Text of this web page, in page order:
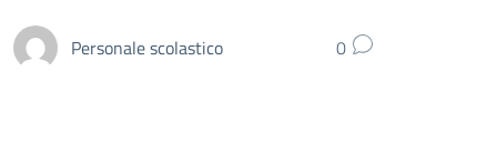
Personale scolastico 0